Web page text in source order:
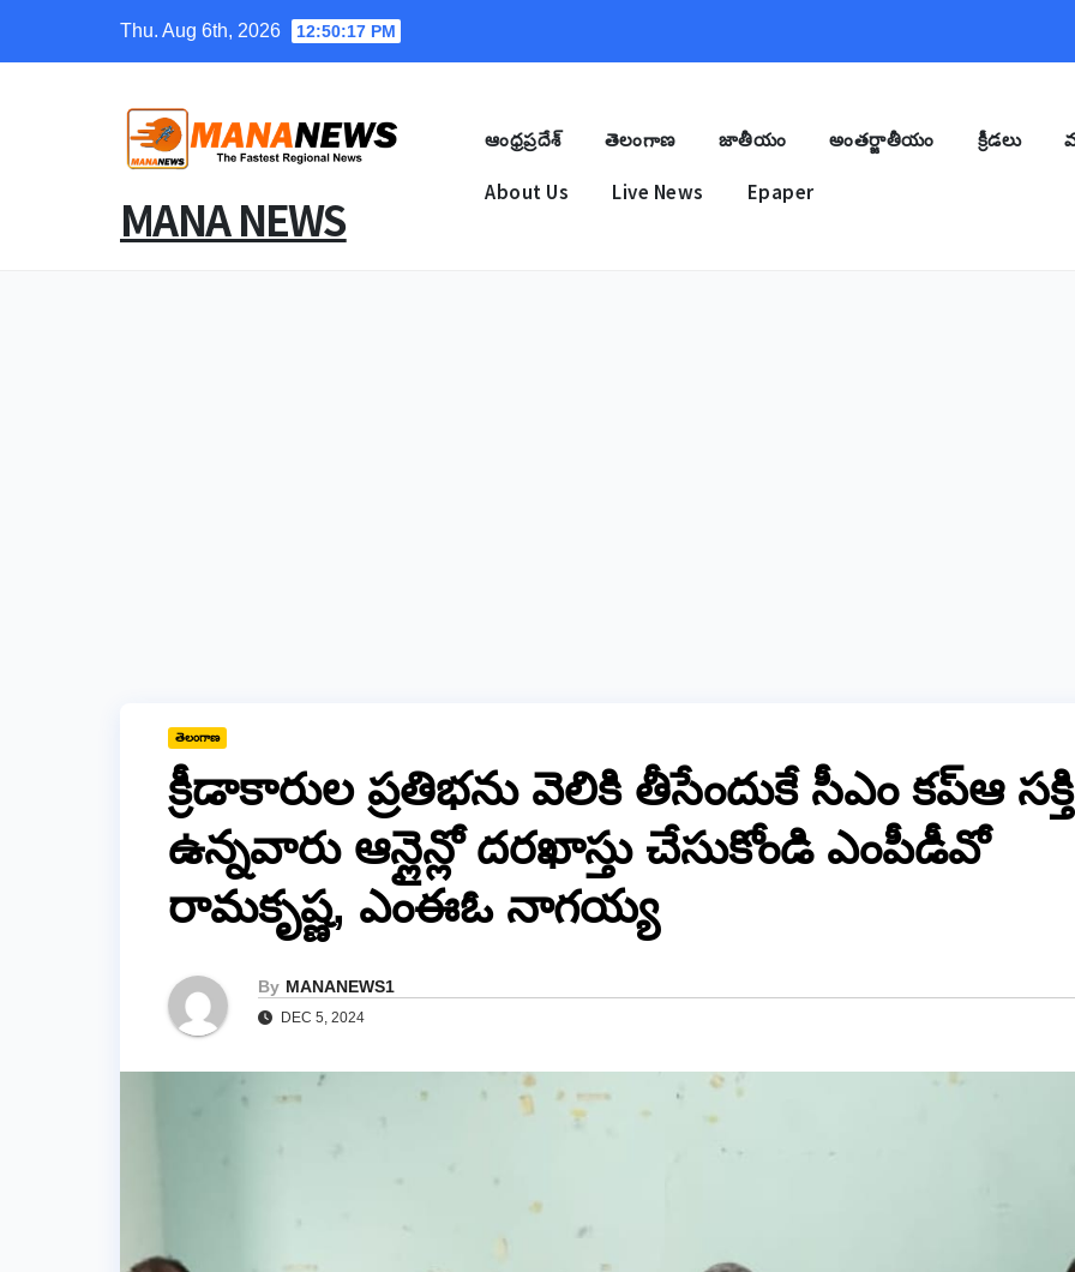
Thu. Aug 6th, 2026 12:50:18 PM
MANA NEWS
ఆంధ్రప్రదేశ్ తెలంగాణ జాతీయం అంతర్జాతీయం క్రీడలు
About Us Live News Epaper
తెలంగాణ
క్రీడాకారుల ప్రతిభను వెలికి తీసేందుకే సీఎం కప్ఆ సక్తి
ఉన్నవారు ఆన్లైన్లో దరఖాస్తు చేసుకోండి ఎంపీడీవో
రామకృష్ణ, ఎంఈఓ నాగయ్య
By MANANEWS1
DEC 5, 2024